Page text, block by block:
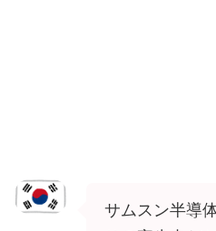
サムスン半導